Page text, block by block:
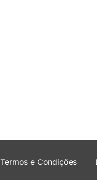
Termos e Condições